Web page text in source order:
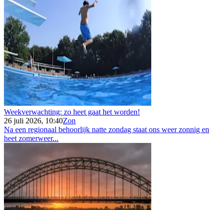
Weekverwachting: zo heet gaat het worden!
26 juli 2026, 10:40Zon
Na een regionaal behoorlijk natte zondag staat ons weer zonnig en
heet zomerweer...